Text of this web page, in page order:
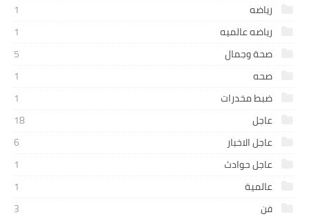
رياضه
1
رياضه عالميه
1
صحة وجمال
5
صحه
1
ضبط مخدرات
1
عاجل
18
عاجل الاخبار
6
عاجل حوادث
1
عالمية
1
فن
3